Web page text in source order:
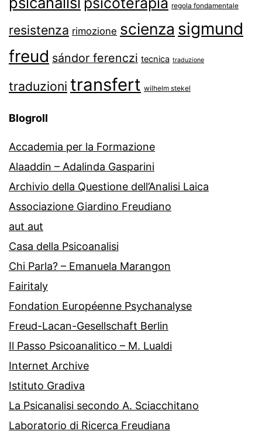
regola fondamentale
resistenza rimozione scienza sigmund
freud sándor ferenczi tecnica traduzione
traduzioni transfert wilhelm stekel
Blogroll
Accademia per la Formazione
Alaaddin – Adalinda Gasparini
Archivio della Questione dell’Analisi Laica
Associazione Giardino Freudiano
aut aut
Casa della Psicoanalisi
Chi Parla? – Emanuela Marangon
Fairitaly
Fondation Européenne Psychanalyse
Freud-Lacan-Gesellschaft Berlin
Il Passo Psicoanalitico – M. Lualdi
Internet Archive
Istituto Gradiva
La Psicanalisi secondo A. Sciacchitano
Laboratorio di Ricerca Freudiana